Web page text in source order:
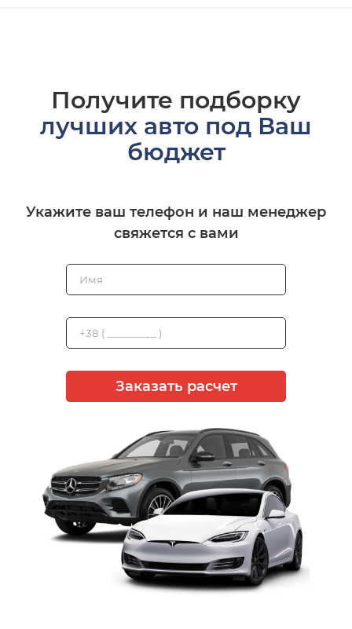
Получите подборку
лучших авто под Ваш
бюджет
Укажите ваш телефон и наш менеджер
свяжется с вами
Заказать расчет